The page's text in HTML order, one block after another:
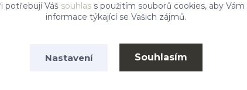
potřebují Váš souhlass použitím souborů cookies, aby
informace týkající se Vašich zájmů.
Nastavení Souhlasím